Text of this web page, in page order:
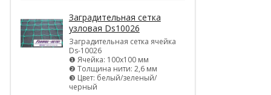
Заградительная сетка
узловая Ds10026
Заградительная сетка ячейка
Ds-10026
❶ Ячейка: 100х100 мм
❷ Толщина нити: 2,6 мм
❸ Цвет: белый/зеленый/
черный